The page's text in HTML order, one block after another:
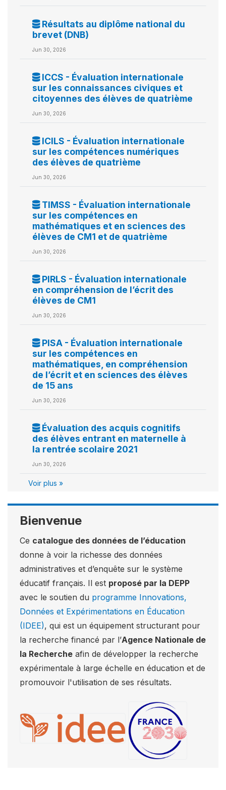
Résultats au diplôme national du
brevet (DNB)
Jun 30, 2026
ICCS - Évaluation internationale
sur les connaissances civiques et
citoyennes des élèves de quatrième
Jun 30, 2026
ICILS - Évaluation internationale
sur les compétences numériques
des élèves de quatrième
Jun 30, 2026
TIMSS - Évaluation internationale
sur les compétences en
mathématiques et en sciences des
élèves de CM1 et de quatrième
Jun 30, 2026
PIRLS - Évaluation internationale
en compréhension de l’écrit des
élèves de CM1
Jun 30, 2026
PISA - Évaluation internationale
sur les compétences en
mathématiques, en compréhension
de l’écrit et en sciences des élèves
de 15 ans
Jun 30, 2026
Évaluation des acquis cognitifs
des élèves entrant en maternelle à
la rentrée scolaire 2021
Jun 30, 2026
Voir plus »
Bienvenue
Ce catalogue des données de l’éducation
donne à voir la richesse des données
administratives et d’enquête sur le système
éducatif français. Il est proposé par la DEPP
avec le soutien du programme Innovations,
Données et Expérimentations en Éducation
(IDEE), qui est un équipement structurant pour
la recherche financé par l’Agence Nationale de
la Recherche afin de développer la recherche
expérimentale à large échelle en éducation et de
promouvoir l'utilisation de ses résultats.